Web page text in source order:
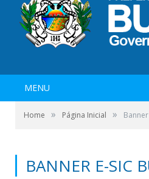
MENU
Home » Página Inicial »
BANNER E-SIC